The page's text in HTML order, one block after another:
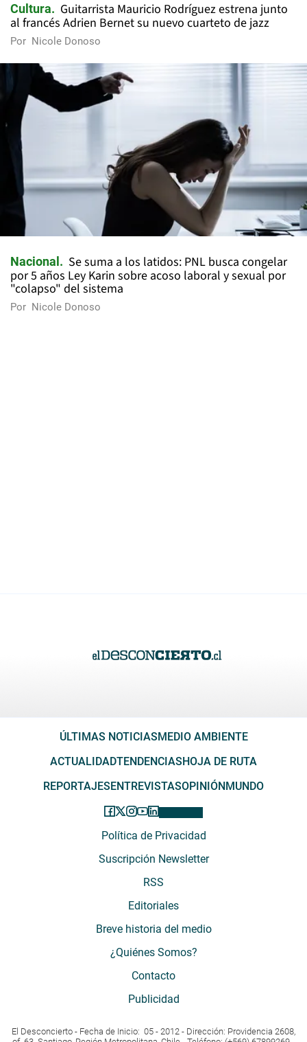
Cultura
Guitarrista Mauricio Rodríguez estrena junto
al francés Adrien Bernet su nuevo cuarteto de jazz
Por Nicole Donoso
Nacional
Se suma a los latidos: PNL busca congelar
por 5 años Ley Karin sobre acoso laboral y sexual por
"colapso" del sistema
Por Nicole Donoso
ÚLTIMAS NOTICIASMEDIO AMBIENTE
ACTUALIDADTENDENCIASHOJA DE RUTA
REPORTAJESENTREVISTASOPINIÓNMUNDO
Política de Privacidad
Suscripción Newsletter
RSS
Editoriales
Breve historia del medio
¿Quiénes Somos?
Contacto
Publicidad
El Desconcierto - Fecha de Inicio: 05 - 2012 - Dirección: Providencia 2608,